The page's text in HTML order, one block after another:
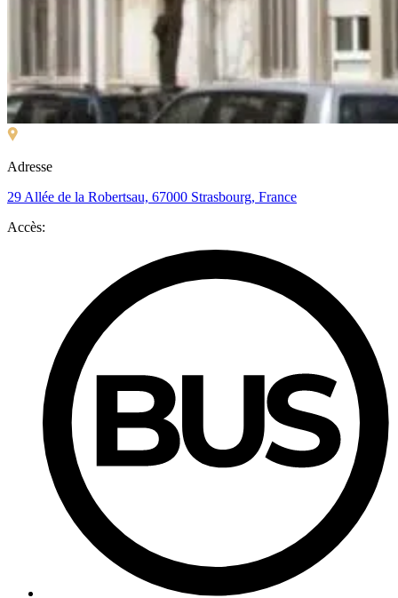
Adresse
29 Allée de la Robertsau, 67000 Strasbourg, France
Accès: